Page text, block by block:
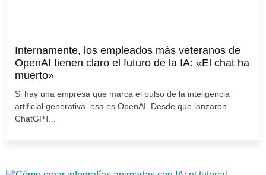
Internamente, los empleados más veteranos de
OpenAI tienen claro el futuro de la IA: «El chat ha
muerto»
Si hay una empresa que marca el pulso de la inteligencia
artificial generativa, esa es OpenAI. Desde que lanzaron
ChatGPT...